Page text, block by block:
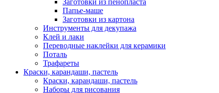
Заготовки из пенопласта
Папье-маше
Заготовки из картона
Инструменты для декупажа
Клей и лаки
Переводные наклейки для керамики
Поталь
Трафареты
Краски, карандаши, пастель
Краски, карандаши, пастель
Наборы для рисования